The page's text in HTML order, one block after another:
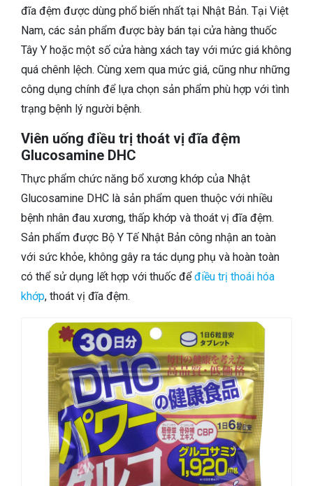
đĩa đệm được dùng phổ biến nhất tại Nhật Bản. Tại Việt
Nam, các sản phẩm được bày bán tại cửa hàng thuốc
Tây Y hoặc một số cửa hàng xách tay với mức giá không
quá chênh lệch. Cùng xem qua mức giá, cũng như những
công dụng chính để lựa chọn sản phẩm phù hợp với tình
trạng bệnh lý người bệnh.
Viên uống điều trị thoát vị đĩa đệm
Glucosamine DHC
Thực phẩm chức năng bổ xương khớp của Nhật
Glucosamine DHC là sản phẩm quen thuộc với nhiều
bệnh nhân đau xương, thấp khớp và thoát vị đĩa đệm.
Sản phẩm được Bộ Y Tế Nhật Bản công nhận an toàn
với sức khỏe, không gây ra tác dụng phụ và hoàn toàn
có thể sử dụng lết hợp với thuốc đểđiều trị thoái hóa
khớp, thoát vị đĩa đệm.